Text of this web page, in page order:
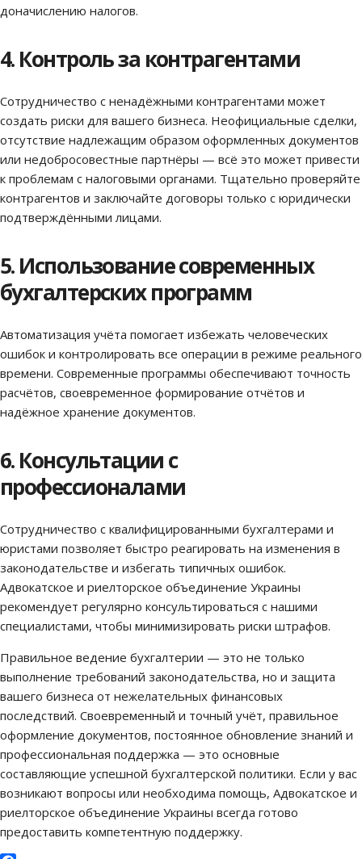
доначислению налогов.
4. Контроль за контрагентами
Сотрудничество с ненадёжными контрагентами может
создать риски для вашего бизнеса. Неофициальные сделки,
отсутствие надлежащим образом оформленных документов
или недобросовестные партнёры — всё это может привести
к проблемам с налоговыми органами. Тщательно проверяйте
контрагентов и заключайте договоры только с юридически
подтверждёнными лицами.
5. Использование современных
бухгалтерских программ
Автоматизация учёта помогает избежать человеческих
ошибок и контролировать все операции в режиме реального
времени. Современные программы обеспечивают точность
расчётов, своевременное формирование отчётов и
надёжное хранение документов.
6. Консультации с
профессионалами
Сотрудничество с квалифицированными бухгалтерами и
юристами позволяет быстро реагировать на изменения в
законодательстве и избегать типичных ошибок.
Адвокатское и риелторское объединение Украины
рекомендует регулярно консультироваться с нашими
специалистами, чтобы минимизировать риски штрафов.
Правильное ведение бухгалтерии — это не только
выполнение требований законодательства, но и защита
вашего бизнеса от нежелательных финансовых
последствий. Своевременный и точный учёт, правильное
оформление документов, постоянное обновление знаний и
профессиональная поддержка — это основные
составляющие успешной бухгалтерской политики. Если у вас
возникают вопросы или необходима помощь, Адвокатское и
риелторское объединение Украины всегда готово
предоставить компетентную поддержку.